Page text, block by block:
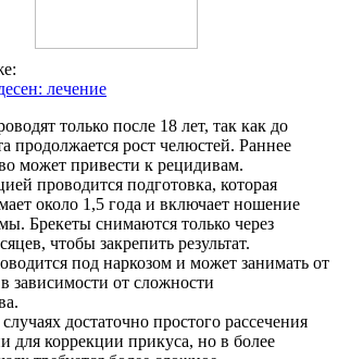
лечение
только после 18 лет, так как до
продолжается рост челюстей. Раннее
может привести к рецидивам.
проводится подготовка, которая
около 1,5 года и включает ношение
Брекеты снимаются только через
чтобы закрепить результат.
под наркозом и может занимать от
зависимости от сложности
достаточно простого рассечения
для коррекции прикуса, но в более